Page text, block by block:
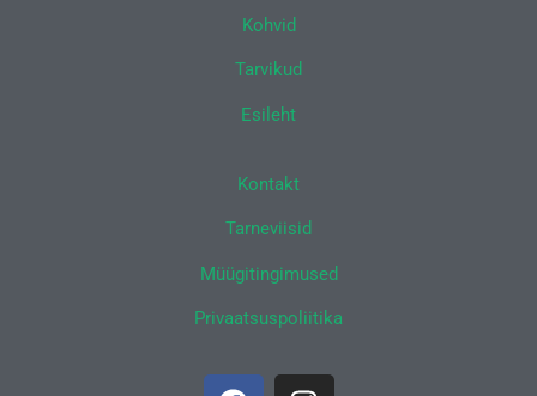
Kohvid
Tarvikud
Esileht
Kontakt
Tarneviisid
Müügitingimused
Privaatsuspoliitika
F I